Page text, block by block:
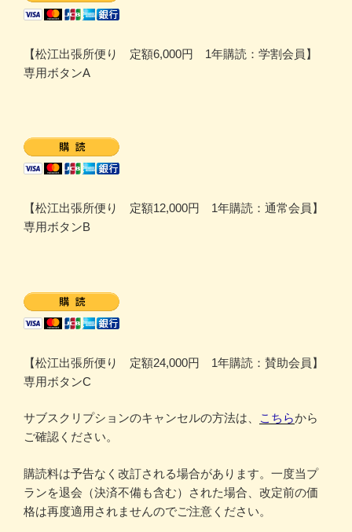
【松江出張所便り 定額6,000円 1年購読：学割会員】
専用ボタンA
【松江出張所便り 定額12,000円 1年購読：通常会員】
専用ボタンB
【松江出張所便り 定額24,000円 1年購読：賛助会員】
専用ボタンC
サブスクリプションのキャンセルの方法は、 こちらから
ご確認ください。
購読料は予告なく改訂される場合があります。一度当プ
ランを退会（決済不備も含む）された場合、改定前の価
格は再度適用されませんのでご注意ください。